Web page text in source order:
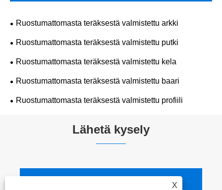
Ruostumattomasta teräksestä valmistettu arkki
Ruostumattomasta teräksestä valmistettu putki
Ruostumattomasta teräksestä valmistettu kela
Ruostumattomasta teräksestä valmistettu baari
Ruostumattomasta teräksestä valmistettu profiili
Lähetä kysely
X